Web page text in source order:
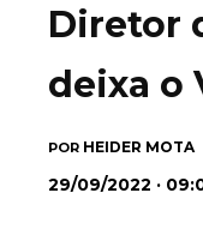
Diretor
deixa o
POR HEIDER MOTA
29/09/2022 ·